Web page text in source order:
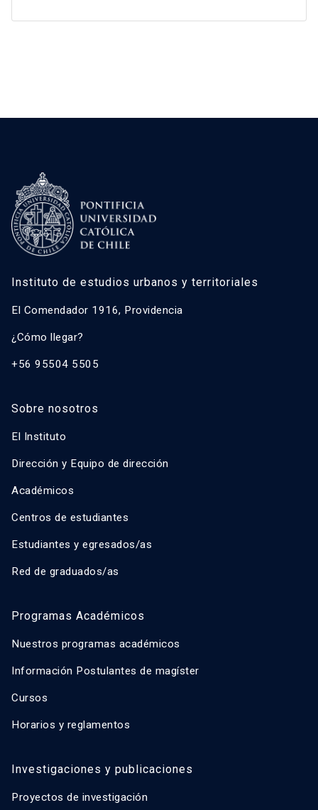
Instituto de estudios urbanos y territoriales
El Comendador 1916, Providencia
¿Cómo llegar?
+56 95504 5505
Sobre nosotros
El Instituto
Dirección y Equipo de dirección
Académicos
Centros de estudiantes
Estudiantes y egresados/as
Red de graduados/as
Programas Académicos
Nuestros programas académicos
Información Postulantes de magíster
Cursos
Horarios y reglamentos
Investigaciones y publicaciones
Proyectos de investigación